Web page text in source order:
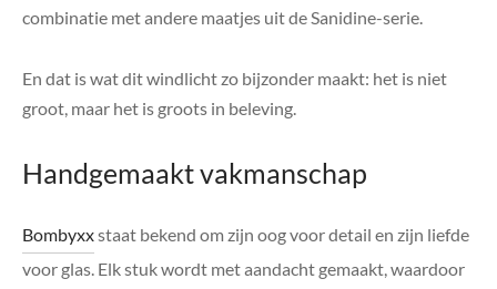
combinatie met andere maatjes uit de Sanidine-serie.
En dat is wat dit windlicht zo bijzonder maakt: het is niet
groot, maar het is groots in beleving.
Handgemaakt vakmanschap
Bombyxxstaat bekend om zijn oog voor detail en zijn liefde
voor glas. Elk stuk wordt met aandacht gemaakt, waardoor